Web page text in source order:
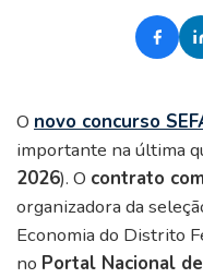
O novo concurso
importante na última
2026). O contrato
organizadora da
Economia do Distrito
no Portal Nacional